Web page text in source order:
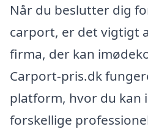
Når du beslutter dig
carport, er det vigtigt
firma, der kan
Carport-pris.dk
platform, hvor du kan
forskellige